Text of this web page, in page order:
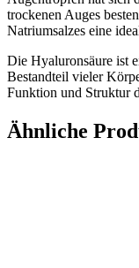
trockenen Auges
Natriumsalzes eine
Die Hyaluronsäure ist
Bestandteil vieler
Funktion und Struktur
Warum wir Ihnen
Durch das
kann auf die
werden: Hylo-
Hylo-comod ist
Ähnliche